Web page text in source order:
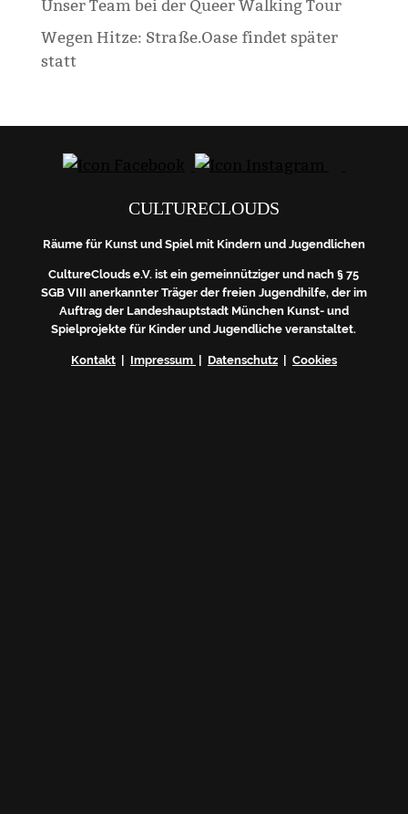
Unser Team bei der Queer Walking Tour
Wegen Hitze: Straße.Oase findet später
statt
CULTURECLOUDS
Räume für Kunst und Spiel mit Kindern und Jugendlichen
CultureClouds e.V. ist ein gemeinnütziger und nach § 75
SGB VIII anerkannter Träger der freien Jugendhilfe, der im
Auftrag der Landeshauptstadt München Kunst- und
Spielprojekte für Kinder und Jugendliche veranstaltet.
Kontakt| Impressum | Datenschutz| Cookies